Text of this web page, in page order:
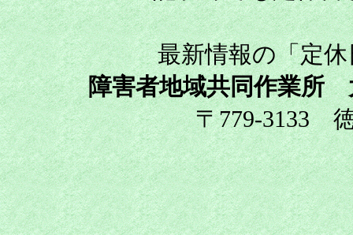
最新情報の「定
障害者地域共同作業所
〒779-3133